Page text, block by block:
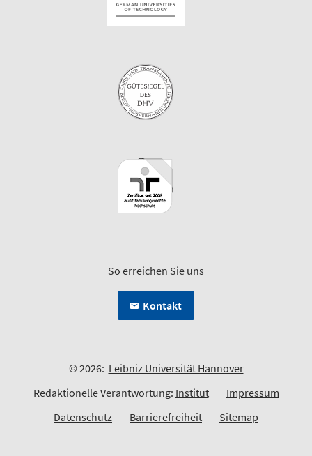
So erreichen Sie uns
Kontakt
© 2026: Leibniz Universität Hannover
Redaktionelle Verantwortung: Institut
Impressum
Datenschutz
Barrierefreiheit Sitemap